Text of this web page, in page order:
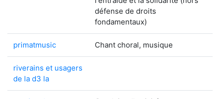
défense de droits
fondamentaux)
primatmusic Chant choral, musique
riverains et usagers
de la d3 la